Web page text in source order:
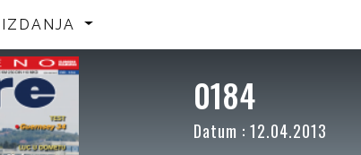
IZDANJA
0184
Datum : 12.04.2013